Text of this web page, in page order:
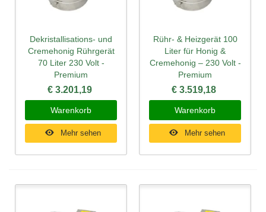
Dekristallisations- und
Cremehonig Rührgerät
70 Liter 230 Volt -
Premium
€ 3.201,19
Warenkorb
Mehr sehen
Rühr- & Heizgerät 100
Liter für Honig &
Cremehonig – 230 Volt -
Premium
€ 3.519,18
Warenkorb
Mehr sehen